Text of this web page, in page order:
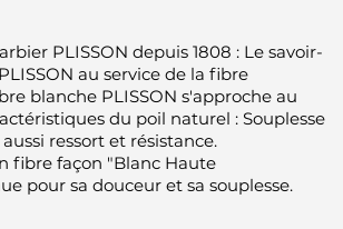
PLISSON depuis 1808 : Le savoir-
au service de la fibre
blanche PLISSON s'approche au
du poil naturel : Souplesse
ressort et résistance.
fibre façon "Blanc Haute
pour sa douceur et sa souplesse.